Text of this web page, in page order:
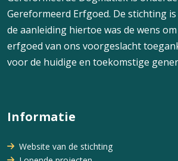
Gereformeerd Erfgoed. De stichting
de aanleiding hiertoe was de wens
erfgoed van ons voorgeslacht
voor de huidige en toekomstige
Informatie
Website van de stichting